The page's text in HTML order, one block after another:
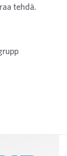
tehdä.